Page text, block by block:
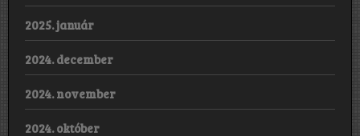
2025. január
2024. december
2024. november
2024. október